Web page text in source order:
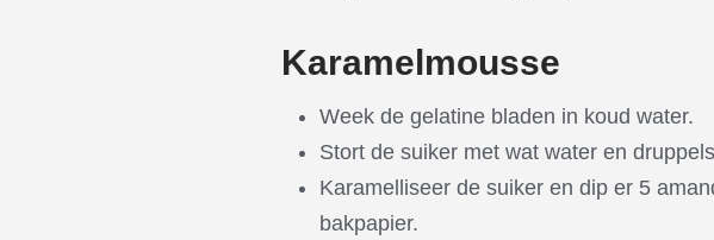
Karamelmousse
Week de gelatine bladen in koud water.
Stort de suiker met wat water en
Karamelliseer de suiker en dip er 5
bakpapier.